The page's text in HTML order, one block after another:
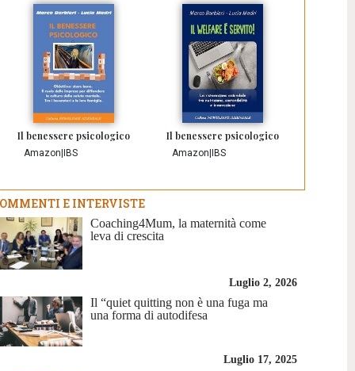
Il benessere psicologico
Amazon IBS
Il benessere psicologico
Amazon IBS
E INTERVISTE
Coaching4Mum, la maternità come
leva di crescita
Luglio 2, 2026
Il “quiet quitting non è una fuga ma
una forma di autodifesa
Luglio 17, 2025